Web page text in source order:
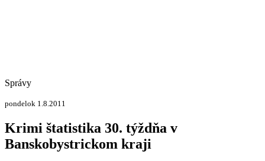
Správy
pondelok 1.8.2011
Krimi štatistika 30. týždňa v
Banskobystrickom kraji